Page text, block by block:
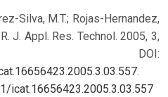
Silva, M.T.; Rojas-Hernandez,
J. Appl. Res. Technol. 2005, 3,
DOI:
.
icat.16656423.2005.3.03.557